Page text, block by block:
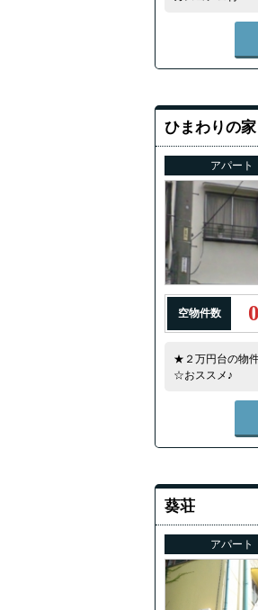
ひまわりの家
アパート
空物件数 0
★２万円台の物
☆おススメ♪
葵荘
アパート